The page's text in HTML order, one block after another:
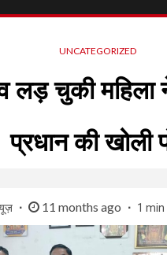
UNCATEGORIZED
लड़ चुकी महिला
प्रधान की खोली
11 months ago 1 min